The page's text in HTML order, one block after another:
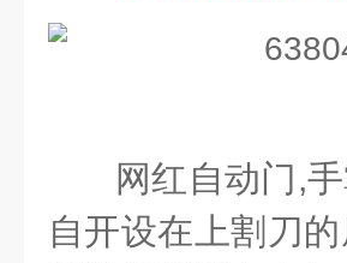
网红自动门,
自开设在上割刀